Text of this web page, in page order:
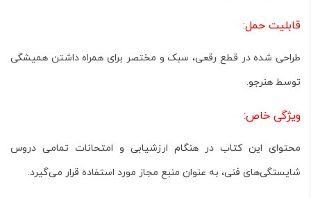
قابلیت حمل:
طراحی شده در قطع رقعی، سبک و مختصر برای همراه داشتن همیشگی
توسط هنرجو.
ویژگی خاص:
محتوای این کتاب در هنگام ارزشیابی و امتحانات تمامی دروس
شایستگی‌های فنی، به عنوان منبع مجاز مورد استفاده قرار می‌گیرد.